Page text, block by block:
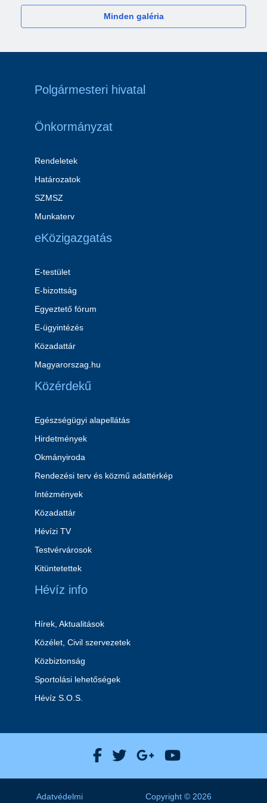
Minden galéria
Polgármesteri hivatal
Önkormányzat
Rendeletek
Határozatok
SZMSZ
Munkaterv
eKözigazgatás
E-testület
E-bizottság
Egyeztető fórum
E-ügyintézés
Közadattár
Magyarorszag.hu
Közérdekű
Egészségügyi alapellátás
Hirdetmények
Okmányiroda
Rendezési terv és közmű adattérkép
Intézmények
Közadattár
Hévízi TV
Testvérvárosok
Kitüntetettek
Hévíz info
Hírek, Aktualitások
Közélet, Civil szervezetek
Közbiztonság
Sportolási lehetőségek
Hévíz S.O.S.
Hévíz Város Facebook
Hévíz Város X
Hévíz Város
Hévíz Város
Adatvédelmi Copyright © 2026